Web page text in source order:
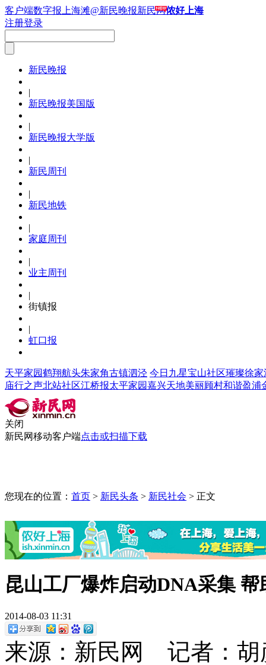
客户端数字报 上海滩@新民晚报新民网侬好上海
注册登录
新民晚报
|
新民晚报美国版
|
新民晚报大学版
|
新民周刊
|
新民地铁
|
家庭周刊
|
业主周刊
|
街镇报
|
虹口报
天平家园鹤翔航头朱家角古镇泗泾 今日九星宝山社区璀璨徐家
庙行之声北站社区江桥报太平家园嘉兴天地美丽顾村和谐盈浦
首页 | 头条 | 上海
关闭
新民网移动客户端点击或扫描下载
您现在的位置： 首页 > 新民头条 > 新民社会 > 正文
昆山工厂爆炸启动DNA采集
2014-08-03 11:31
来源：新民网 记者：